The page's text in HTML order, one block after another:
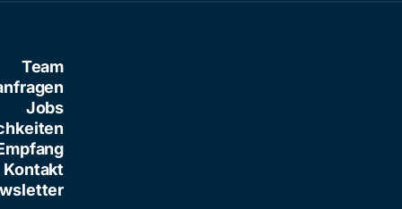
Team
Jobs
Kontakt